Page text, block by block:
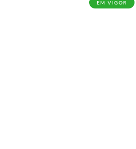
EM VIGOR